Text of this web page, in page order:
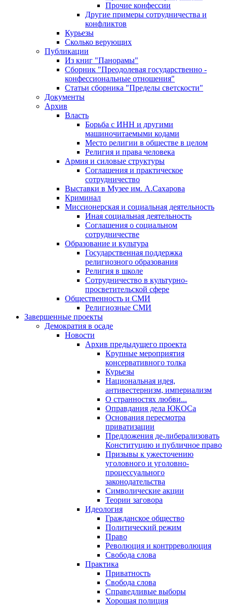
Прочие конфессии
Другие примеры сотрудничества и
конфликтов
Курьезы
Сколько верующих
Публикации
Из книг "Панорамы"
Сборник "Преодолевая государственно -
конфессиональные отношения"
Статьи сборника "Пределы светскости"
Документы
Архив
Власть
Борьба с ИНН и другими
машиночитаемыми кодами
Место религии в обществе в целом
Религия и права человека
Армия и силовые структуры
Соглашения и практическое
сотрудничество
Выставки в Музее им. А.Сахарова
Криминал
Миссионерская и социальная деятельность
Иная социальная деятельность
Соглашения о социальном
сотрудничестве
Образование и культура
Государственная поддержка
религиозного образования
Религия в школе
Сотрудничество в культурно-
просветительской сфере
Общественность и СМИ
Религиозные СМИ
Завершенные проекты
Демократия в осаде
Новости
Архив предыдущего проекта
Крупные мероприятия
консервативного толка
Курьезы
Национальная идея,
антивестернизм, империализм
О странностях любви...
Оправдания дела ЮКОСа
Основания пересмотра
приватизации
Предложения де-либерализовать
Конституцию и публичное право
Призывы к ужесточению
уголовного и уголовно-
процессуального
законодательства
Символические акции
Теории заговора
Идеология
Гражданское общество
Политический режим
Право
Революция и контрреволюция
Свобода слова
Практика
Приватность
Свобода слова
Справедливые выборы
Хорошая полиция